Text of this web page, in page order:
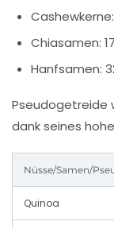
Chiasamen:
Hanfsamen:
Pseudogetreide
dank seines
Nüsse/Samen/
Quinoa